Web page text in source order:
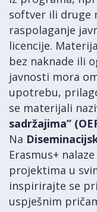
softver ili druge
raspolaganje
licencije.
bez naknade ili
javnosti mora
upotrebu,
se materijali
sadržajima”
Na
Erasmus+
projektima u
inspirirajte se
uspješnim